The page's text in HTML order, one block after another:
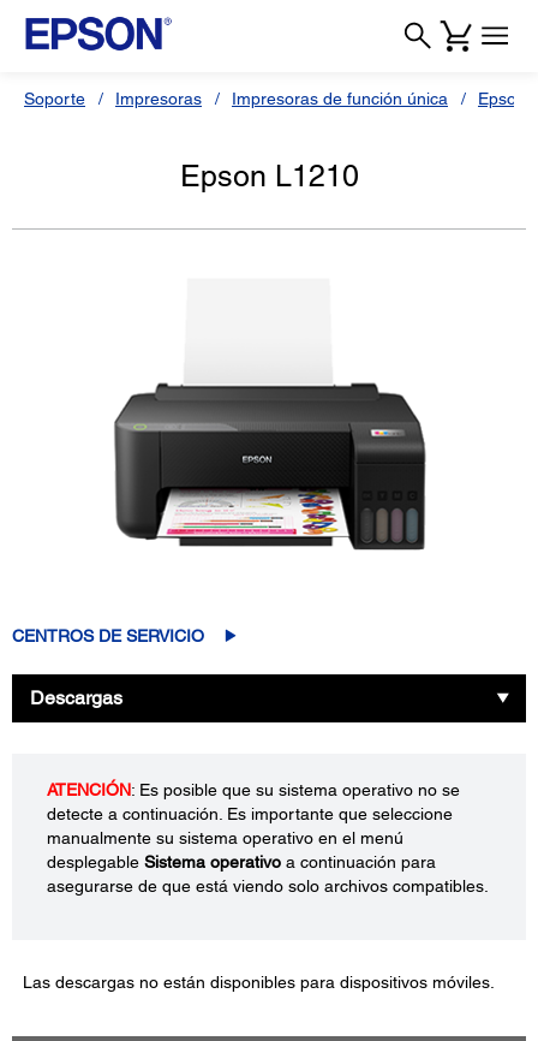
Soporte Impresoras Impresoras de función única Epson
Epson L1210
CENTROS DE SERVICIO
Descargas
ATENCIÓN: Es posible que su sistema operativo no se
detecte a continuación. Es importante que seleccione
manualmente su sistema operativo en el menú
desplegable Sistema operativo a continuación para
asegurarse de que está viendo solo archivos compatibles.
Las descargas no están disponibles para dispositivos móviles.